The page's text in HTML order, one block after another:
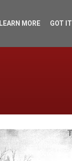
LEARN MORE GOT IT